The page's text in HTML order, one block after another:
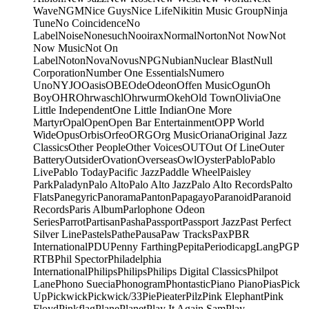
WaveNGMNice GuysNice LifeNikitin Music GroupNinja
TuneNo CoincidenceNo
LabelNoiseNonesuchNooiraxNormalNortonNot NowNot
Now MusicNot On
LabelNotonNovaNovusNPGNubianNuclear BlastNull
CorporationNumber One EssentialsNumero
UnoNYJOOasisOBEOdeOdeonOffen MusicOgunOh
BoyOHROhrwaschlOhrwurmOkehOld TownOliviaOne
Little IndependentOne Little IndianOne More
MartyrOpalOpenOpen Bar EntertainmentOPP World
WideOpusOrbisOrfeoORGOrg MusicOrianaOriginal Jazz
ClassicsOther PeopleOther VoicesOUTOut Of LineOuter
BatteryOutsiderOvationOverseasOwlOysterPabloPablo
LivePablo TodayPacific JazzPaddle WheelPaisley
ParkPaladynPalo AltoPalo Alto JazzPalo Alto RecordsPalto
FlatsPanegyricPanoramaPantonPapagayoParanoidParanoid
RecordsParis AlbumParlophone Odeon
SeriesParrotPartisanPashaPassportPassport JazzPast Perfect
Silver LinePastelsPathePausaPaw TracksPaxPBR
InternationalPDUPenny FarthingPepitaPeriodicapgLangPGP
RTBPhil SpectorPhiladelphia
InternationalPhilipsPhilipsPhilips Digital ClassicsPhilpot
LanePhono SueciaPhonogramPhontasticPiano PianoPiasPick
UpPickwickPickwick/33PiePieaterPilzPink ElephantPink